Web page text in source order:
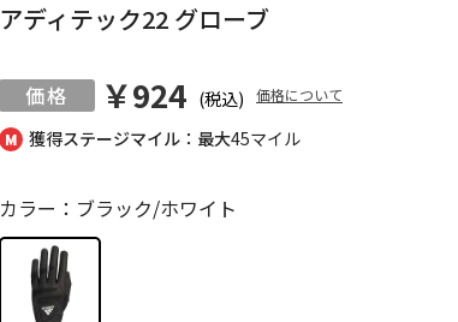
獲得ステージマイル：最大45マイル
アディテック22 グローブ
￥924 (税込) 価格について
カラー：ブラック/ホワイト